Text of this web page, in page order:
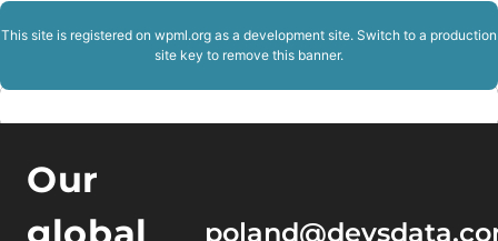
This site is registered on wpml.org as a development site. Switch to a production
site key to remove this banner.
Our